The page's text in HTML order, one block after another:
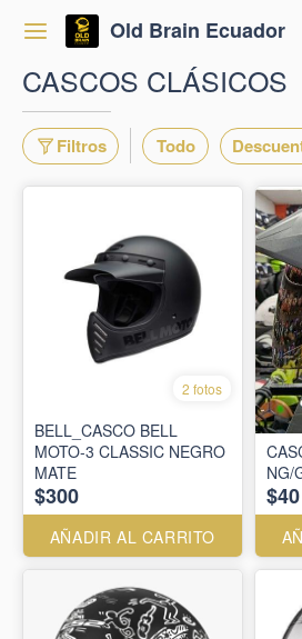
Old Brain Ecuador
CASCOS CLÁSICOS
Filtros Todo
2 fotos
BELL_CASCO BELL
MOTO-3 CLASSIC NEGRO
MATE
$300
AÑADIR AL CARRITO
NG/
$40